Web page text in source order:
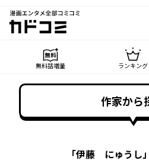
漫画エンタメ全部コミコミ
カドコミ
無料話増量 ランキング
作家から
「伊藤 にゅうし